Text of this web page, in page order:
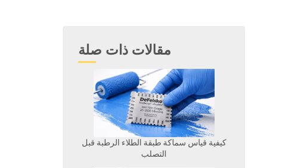
مقالات ذات صلة
كيفية قياس سماكة طبقة الطلاء الرطبة قبل
التصلب